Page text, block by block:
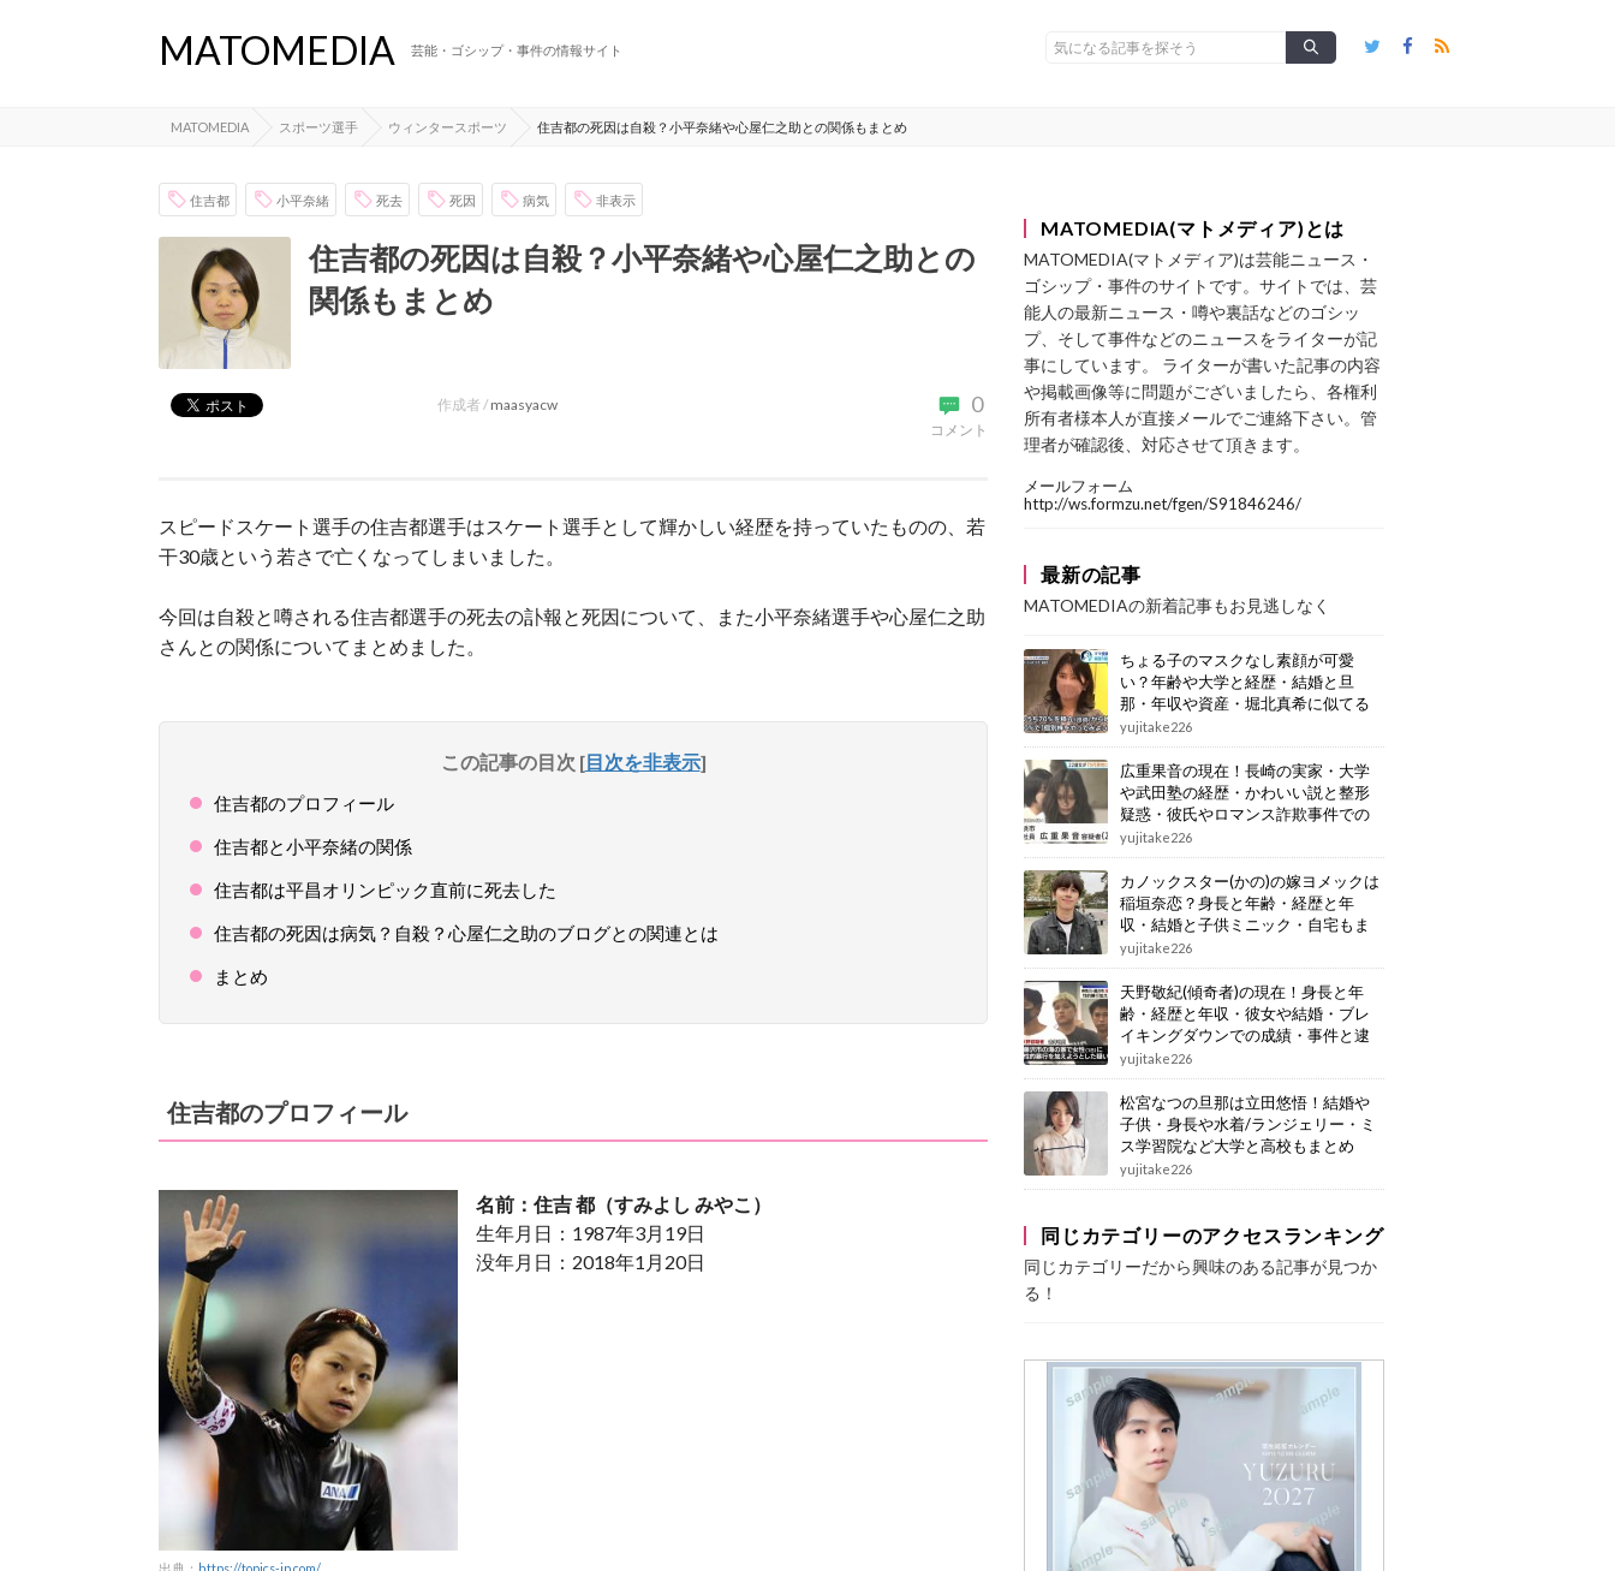
MATOMEDIA 芸能・ゴシップ・事件の情報サイト
MATOMEDIA スポーツ選手 ウィンタースポーツ 住吉都の死因は自殺？小平奈緒や心屋仁之助との関係もまとめ
住吉都 小平奈緒 死去 死因 病気 非表示
住吉都の死因は自殺？小平奈緒や心屋仁之助との
関係もまとめ
0
コメント
作成者 / maasyacw
スピードスケート選手の住吉都選手はスケート選手として輝かしい経歴を持っていたものの、若
干30歳という若さで亡くなってしまいました。
今回は自殺と噂される住吉都選手の死去の訃報と死因について、また小平奈緒選手や心屋仁之助
さんとの関係についてまとめました。
この記事の目次 [目次を非表示]
住吉都のプロフィール
住吉都と小平奈緒の関係
住吉都は平昌オリンピック直前に死去した
住吉都の死因は病気？自殺？心屋仁之助のブログとの関連とは
まとめ
住吉都のプロフィール
名前：住吉 都（すみよし みやこ）
生年月日：1987年3月19日
没年月日：2018年1月20日
MATOMEDIA(マトメディア)とは
MATOMEDIA(マトメディア)は芸能ニュース・
ゴシップ・事件のサイトです。サイトでは、芸
能人の最新ニュース・噂や裏話などのゴシッ
プ、そして事件などのニュースをライターが記
事にしています。 ライターが書いた記事の内容
や掲載画像等に問題がございましたら、各権利
所有者様本人が直接メールでご連絡下さい。管
理者が確認後、対応させて頂きます。
メールフォーム
http://ws.formzu.net/fgen/S91846246/
最新の記事
MATOMEDIAの新着記事もお見逃しなく
ちょる子のマスクなし素顔が可愛
い？年齢や大学と経歴・結婚と旦
那・年収や資産・堀北真希に似てる
画像もまとめ
yujitake226
広重果音の現在！長崎の実家・大学
や武田塾の経歴・かわいい説と整形
疑惑・彼氏やロマンス詐欺事件での
逮捕もまとめ
yujitake226
カノックスター(かの)の嫁ヨメックは
稲垣奈恋？身長と年齢・経歴と年
収・結婚と子供ミニック・自宅もま
とめ
yujitake226
天野敬紀(傾奇者)の現在！身長と年
齢・経歴と年収・彼女や結婚・ブレ
イキングダウンでの成績・事件と逮
捕もまとめ
yujitake226
松宮なつの旦那は立田悠悟！結婚や
子供・身長や水着/ランジェリー・ミ
ス学習院など大学と高校もまとめ
yujitake226
同じカテゴリーのアクセスランキング
同じカテゴリーだから興味のある記事が見つか
る！